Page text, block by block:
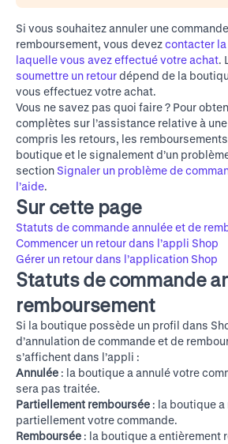
Si vous souhaitez annuler une
remboursement, vous devezcontacter
laquelle vous avez effectué votre achat.
soumettre un retourdépend de la
vous effectuez votre achat.
Vous ne savez pas quoi faire ? Pour
complètes sur l’assistance relative à
compris les retours, les
boutique et le signalement d’un
section Signaler un problème de
l’aide.
Sur cette page
Statuts de commande annulée et de
Commencer un retour dans l’appli Shop
Gérer un retour dans l’application Shop
Statuts de commande
remboursement
Si la boutique possède un profil dans
d’annulation de commande et de
s’affichent dans l’appli :
Annulée : la boutique a annulé votre
sera pas traitée.
Partiellement remboursée : la boutique
partiellement votre commande.
Remboursée : la boutique a entièrement